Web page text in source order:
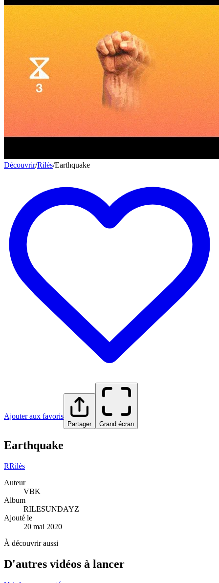
Découvrir/Rilès/Earthquake
Ajouter aux favoris
Partager Grand écran
Earthquake
RRilès
Auteur
VBK
Album
RILESUNDAYZ
Ajouté le
20 mai 2020
À découvrir aussi
D'autres vidéos à lancer